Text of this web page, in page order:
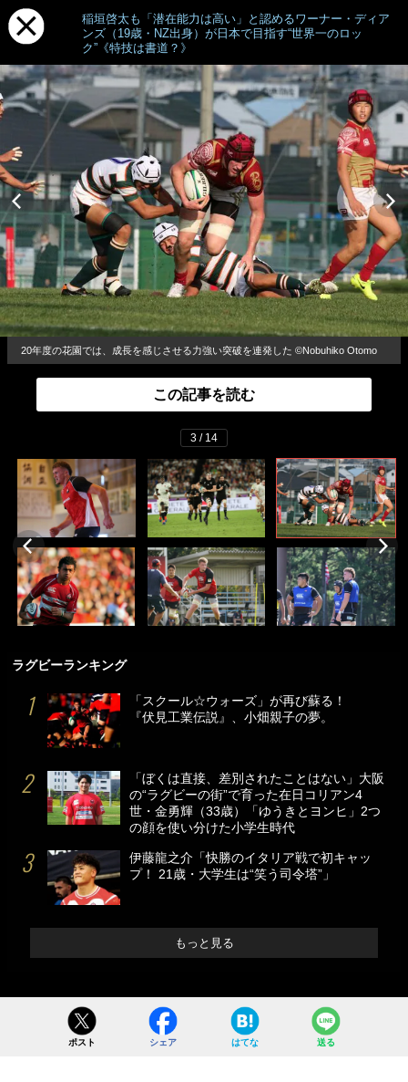
稲垣啓太も「潜在能力は高い」と認めるワーナー・ディア
ンズ（19歳・NZ出身）が日本で目指す“世界一のロッ
ク”《特技は書道？》
20年度の花園では、成長を感じさせる力強い突破を連発した ©Nobuhiko Otomo
この記事を読む
3 / 14
ラグビーランキング
「スクール☆ウォーズ」が再び蘇る！
『伏見工業伝説』、小畑親子の夢。
「ぼくは直接、差別されたことはない」大阪
の“ラグビーの街”で育った在日コリアン4
世・金勇輝（33歳）「ゆうきとヨンヒ」2つ
の顔を使い分けた小学生時代
伊藤龍之介「快勝のイタリア戦で初キャッ
プ！ 21歳・大学生は“笑う司令塔”」
もっと見る
ポスト シェア はてな 送る